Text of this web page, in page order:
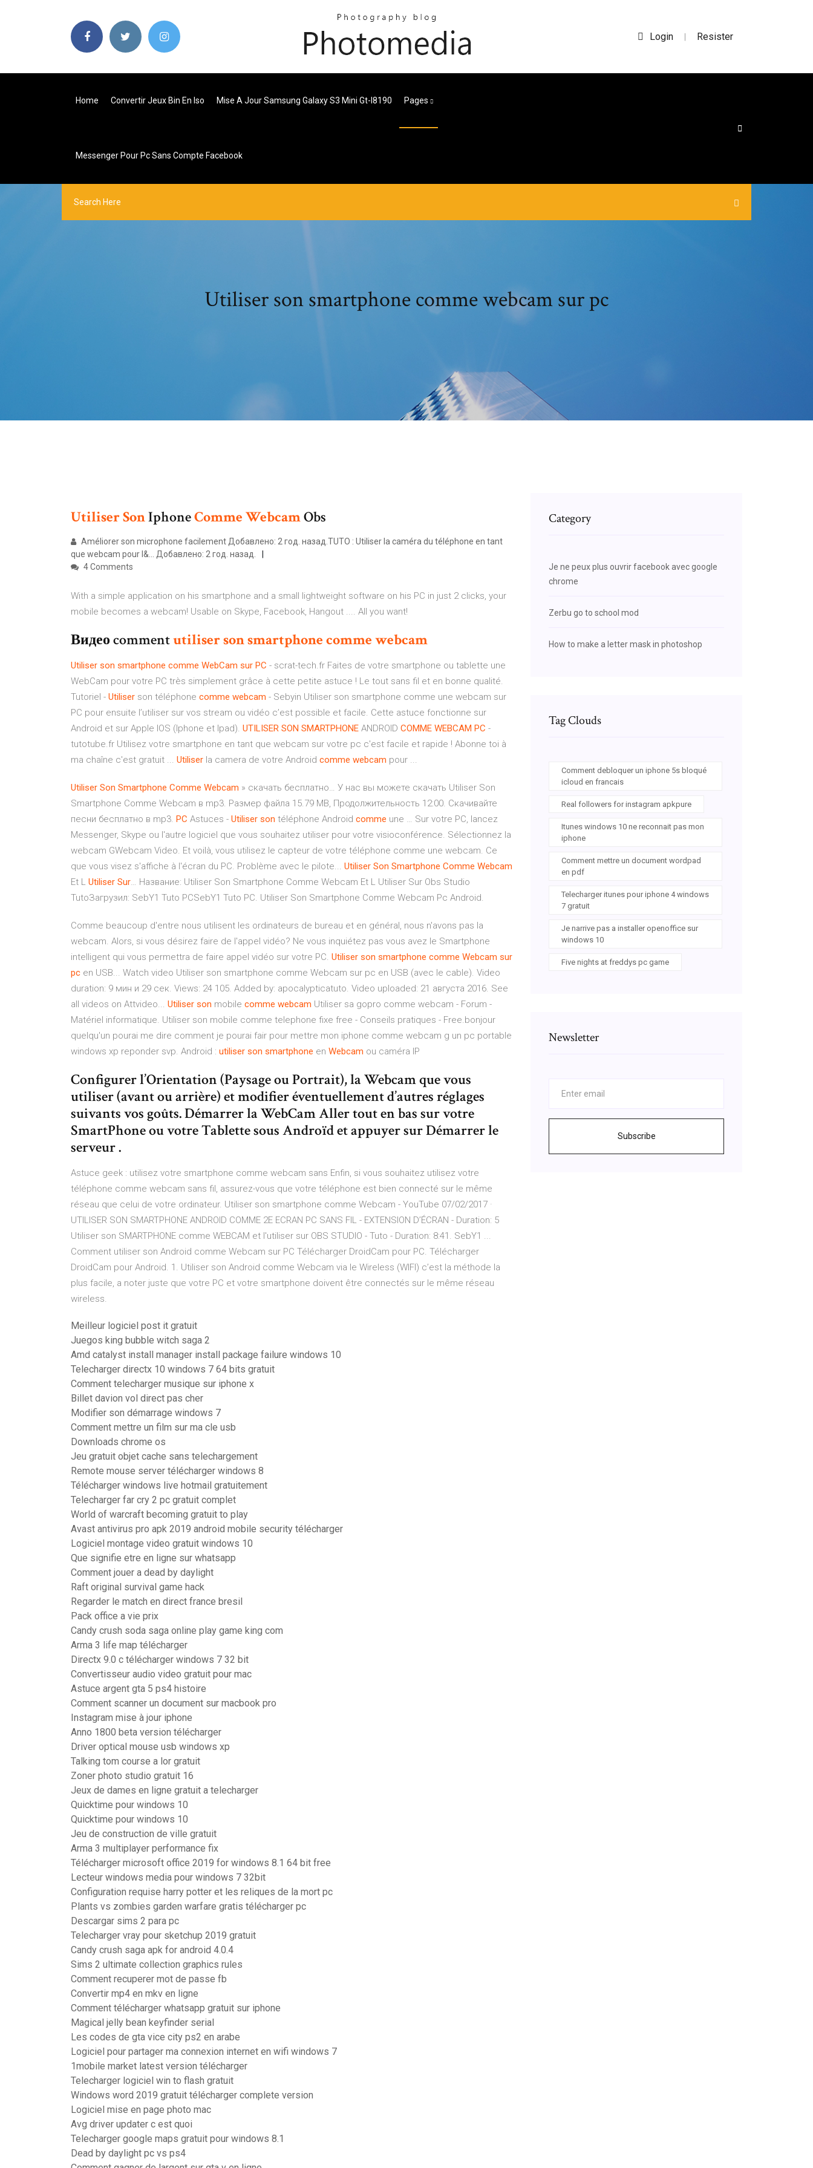
Login | Resister
Home Convertir Jeux Bin En Iso Mise A Jour Samsung Galaxy S3 Mini Gt-I8190 Pages
Messenger Pour Pc Sans Compte Facebook
Utiliser son smartphone comme webcam sur pc
UtiliserSonIphoneCommeWebcamObs
Améliorer son microphone facilement Добавлено: 2 год. назад.TUTO : Utiliser la caméra du téléphone en tant
que webcam pour l&... Добавлено: 2 год. назад.
4 Comments
With a simple application on his smartphone and a small lightweight software on his PC in just 2 clicks, your
mobile becomes a webcam! Usable on Skype, Facebook, Hangout .... All you want!
Видео commentutilisersonsmartphonecommewebcam
Utiliser son smartphone comme WebCam sur PC - scrat-tech.fr Faites de votre smartphone ou tablette une
WebCam pour votre PC très simplement grâce à cette petite astuce ! Le tout sans fil et en bonne qualité.
Tutoriel - Utiliser son téléphone comme webcam - Sebyin Utiliser son smartphone comme une webcam sur
PC pour ensuite l’utiliser sur vos stream ou vidéo c’est possible et facile. Cette astuce fonctionne sur
Android et sur Apple IOS (Iphone et Ipad). UTILISER SON SMARTPHONE ANDROID COMME WEBCAM PC -
tutotube.fr Utilisez votre smartphone en tant que webcam sur votre pc c'est facile et rapide ! Abonne toi à
ma chaîne c'est gratuit ... Utiliser la camera de votre Android comme webcam pour ...
Utiliser Son Smartphone Comme Webcam » скачать бесплатно… У нас вы можете скачать Utiliser Son
Smartphone Comme Webcam в mp3. Размер файла 15.79 MB, Продолжительность 12:00. Скачивайте
песни бесплатно в mp3. PC Astuces - Utiliser son téléphone Android comme une … Sur votre PC, lancez
Messenger, Skype ou l'autre logiciel que vous souhaitez utiliser pour votre visioconférence. Sélectionnez la
webcam GWebcam Video. Et voilà, vous utilisez le capteur de votre téléphone comme une webcam. Ce
que vous visez s'affiche à l'écran du PC. Problème avec le pilote... Utiliser Son Smartphone Comme Webcam
Et L Utiliser Sur… Название: Utiliser Son Smartphone Comme Webcam Et L Utiliser Sur Obs Studio
TutoЗагрузил: SebY1 Tuto PCSebY1 Tuto PC. Utiliser Son Smartphone Comme Webcam Pc Android.
Comme beaucoup d'entre nous utilisent les ordinateurs de bureau et en général, nous n'avons pas la
webcam. Alors, si vous désirez faire de l'appel vidéo? Ne vous inquiétez pas vous avez le Smartphone
intelligent qui vous permettra de faire appel vidéo sur votre PC. Utiliser son smartphone comme Webcam sur
pc en USB... Watch video Utiliser son smartphone comme Webcam sur pc en USB (avec le cable). Video
duration: 9 мин и 29 сек. Views: 24 105. Added by: apocalypticatuto. Video uploaded: 21 августа 2016. See
all videos on Attvideo... Utiliser son mobile comme webcam Utiliser sa gopro comme webcam - Forum -
Matériel informatique. Utiliser son mobile comme telephone fixe free - Conseils pratiques - Free.bonjour
quelqu'un pourai me dire comment je pourai fair pour mettre mon iphone comme webcam g un pc portable
windows xp reponder svp. Android : utiliser son smartphone en Webcam ou caméra IP
Configurer l’Orientation (Paysage ou Portrait), la Webcam que vous
utiliser (avant ou arrière) et modifier éventuellement d’autres réglages
suivants vos goûts. Démarrer la WebCam Aller tout en bas sur votre
SmartPhone ou votre Tablette sous Androïd et appuyer sur Démarrer le
serveur .
Astuce geek : utilisez votre smartphone comme webcam sans Enfin, si vous souhaitez utilisez votre
téléphone comme webcam sans fil, assurez-vous que votre téléphone est bien connecté sur le même
réseau que celui de votre ordinateur. Utiliser son smartphone comme Webcam - YouTube 07/02/2017 ·
UTILISER SON SMARTPHONE ANDROID COMME 2E ECRAN PC SANS FIL - EXTENSION D’ÉCRAN - Duration: 5
Utiliser son SMARTPHONE comme WEBCAM et l'utiliser sur OBS STUDIO - Tuto - Duration: 8:41. SebY1 ...
Comment utiliser son Android comme Webcam sur PC Télécharger DroidCam pour PC. Télécharger
DroidCam pour Android. 1. Utiliser son Android comme Webcam via le Wireless (WIFI) c’est la méthode la
plus facile, a noter juste que votre PC et votre smartphone doivent être connectés sur le même réseau
wireless.
Meilleur logiciel post it gratuit
Juegos king bubble witch saga 2
Amd catalyst install manager install package failure windows 10
Telecharger directx 10 windows 7 64 bits gratuit
Comment telecharger musique sur iphone x
Billet davion vol direct pas cher
Modifier son démarrage windows 7
Comment mettre un film sur ma cle usb
Downloads chrome os
Jeu gratuit objet cache sans telechargement
Remote mouse server télécharger windows 8
Télécharger windows live hotmail gratuitement
Telecharger far cry 2 pc gratuit complet
World of warcraft becoming gratuit to play
Avast antivirus pro apk 2019 android mobile security télécharger
Logiciel montage video gratuit windows 10
Que signifie etre en ligne sur whatsapp
Comment jouer a dead by daylight
Raft original survival game hack
Regarder le match en direct france bresil
Pack office a vie prix
Candy crush soda saga online play game king com
Arma 3 life map télécharger
Directx 9.0 c télécharger windows 7 32 bit
Convertisseur audio video gratuit pour mac
Astuce argent gta 5 ps4 histoire
Comment scanner un document sur macbook pro
Instagram mise à jour iphone
Anno 1800 beta version télécharger
Driver optical mouse usb windows xp
Talking tom course a lor gratuit
Zoner photo studio gratuit 16
Jeux de dames en ligne gratuit a telecharger
Quicktime pour windows 10
Quicktime pour windows 10
Jeu de construction de ville gratuit
Arma 3 multiplayer performance fix
Télécharger microsoft office 2019 for windows 8.1 64 bit free
Lecteur windows media pour windows 7 32bit
Configuration requise harry potter et les reliques de la mort pc
Plants vs zombies garden warfare gratis télécharger pc
Descargar sims 2 para pc
Telecharger vray pour sketchup 2019 gratuit
Candy crush saga apk for android 4.0.4
Sims 2 ultimate collection graphics rules
Comment recuperer mot de passe fb
Convertir mp4 en mkv en ligne
Comment télécharger whatsapp gratuit sur iphone
Magical jelly bean keyfinder serial
Les codes de gta vice city ps2 en arabe
Logiciel pour partager ma connexion internet en wifi windows 7
1mobile market latest version télécharger
Telecharger logiciel win to flash gratuit
Windows word 2019 gratuit télécharger complete version
Logiciel mise en page photo mac
Avg driver updater c est quoi
Telecharger google maps gratuit pour windows 8.1
Dead by daylight pc vs ps4
Category
Je ne peux plus ouvrir facebook avec google
chrome
Zerbu go to school mod
How to make a letter mask in photoshop
Tag Clouds
Comment debloquer un iphone 5s bloqué
icloud en francais
Real followers for instagram apkpure
Itunes windows 10 ne reconnait pas mon
iphone
Comment mettre un document wordpad
en pdf
Telecharger itunes pour iphone 4 windows
7 gratuit
Je narrive pas a installer openoffice sur
windows 10
Five nights at freddys pc game
Newsletter
Subscribe